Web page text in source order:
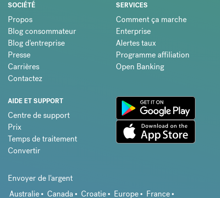
SOCIÉTÉ
Propos
Blog consommateur
Blog d'entreprise
Presse
Carrières
Contactez
SERVICES
Comment ça marche
Enterprise
Alertes taux
Programme affiliation
Open Banking
AIDE ET SUPPORT
Centre de support
Prix
Temps de traitement
Convertir
Envoyer de l'argent
Australie
Canada Croatie Europe
France